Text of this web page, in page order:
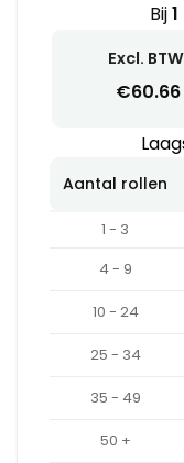
Bij1
Excl.
€60.66
Aantal rollen
1 - 3
4 - 9
10 - 24
25 - 34
35 - 49
50 +